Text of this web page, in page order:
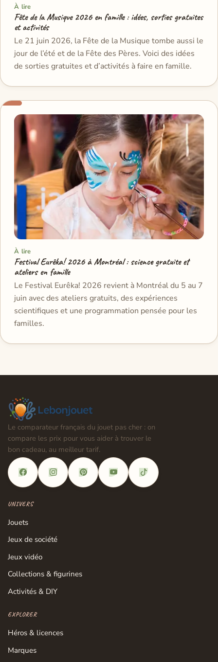
À lire
Fête de la Musique 2026 en famille : idées, sorties gratuites
et activités
Le 21 juin 2026, la Fête de la Musique tombe aussi le
jour de l’été et de la Fête des Pères. Voici des idées
de sorties gratuites et d’activités à faire en famille.
À lire
Festival Eurêka! 2026 à Montréal : science gratuite et
ateliers en famille
Le Festival Eurêka! 2026 revient à Montréal du 5 au 7
juin avec des ateliers gratuits, des expériences
scientifiques et une programmation pensée pour les
familles.
Le comparateur français du jouet pas cher : on
compare les prix pour vous aider à trouver le
bon cadeau, au meilleur tarif.
UNIVERS
Jouets
Jeux de société
Jeux vidéo
Collections & figurines
Activités & DIY
EXPLORER
Héros & licences
Marques